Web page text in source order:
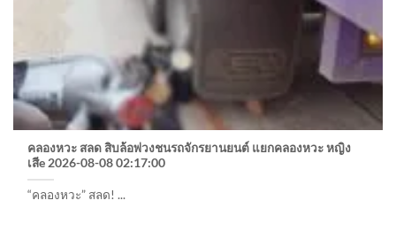
คลองหวะ สลด สิบล้อพ่วงชนรถจักรยานยนต์ แยกคลองหวะ หญิง
เสีe 2026-08-08 02:17:00
“คลองหวะ” สลด! ...